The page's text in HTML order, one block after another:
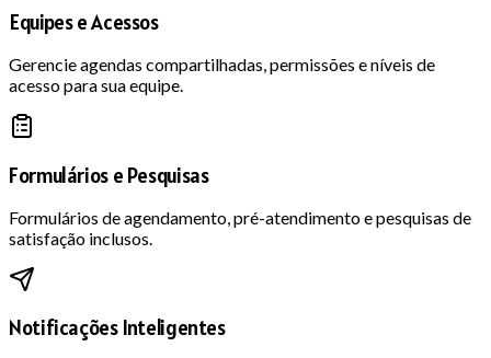
Equipes e Acessos
Gerencie agendas compartilhadas, permissões e níveis de
acesso para sua equipe.
Formulários e Pesquisas
Formulários de agendamento, pré-atendimento e pesquisas de
satisfação inclusos.
Notificações Inteligentes